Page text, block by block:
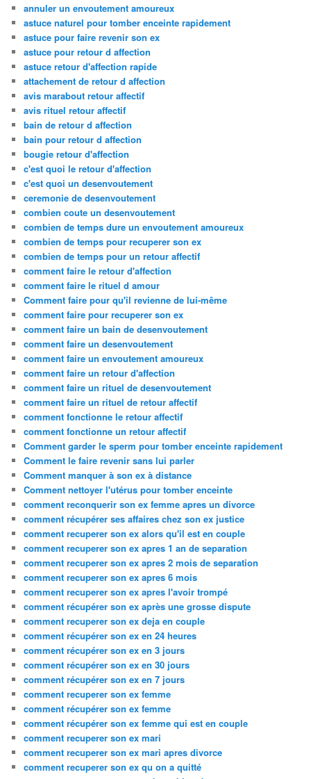
annuler un envoutement amoureux
astuce naturel pour tomber enceinte rapidement
astuce pour faire revenir son ex
astuce pour retour d affection
astuce retour d'affection rapide
attachement de retour d affection
avis marabout retour affectif
avis rituel retour affectif
bain de retour d affection
bain pour retour d affection
bougie retour d'affection
c'est quoi le retour d'affection
c'est quoi un desenvoutement
ceremonie de desenvoutement
combien coute un desenvoutement
combien de temps dure un envoutement amoureux
combien de temps pour recuperer son ex
combien de temps pour un retour affectif
comment faire le retour d'affection
comment faire le rituel d amour
Comment faire pour qu'il revienne de lui-même
comment faire pour recuperer son ex
comment faire un bain de desenvoutement
comment faire un desenvoutement
comment faire un envoutement amoureux
comment faire un retour d'affection
comment faire un rituel de desenvoutement
comment faire un rituel de retour affectif
comment fonctionne le retour affectif
comment fonctionne un retour affectif
Comment garder le sperm pour tomber enceinte rapidement
Comment le faire revenir sans lui parler
Comment manquer à son ex à distance
Comment nettoyer l'utérus pour tomber enceinte
comment reconquerir son ex femme apres un divorce
comment récupérer ses affaires chez son ex justice
comment recuperer son ex alors qu'il est en couple
comment recuperer son ex apres 1 an de separation
comment recuperer son ex apres 2 mois de separation
comment recuperer son ex apres 6 mois
comment recuperer son ex apres l'avoir trompé
comment récupérer son ex après une grosse dispute
comment recuperer son ex deja en couple
comment récupérer son ex en 24 heures
comment récupérer son ex en 3 jours
comment récupérer son ex en 30 jours
comment récupérer son ex en 7 jours
comment recuperer son ex femme
comment récupérer son ex femme
comment récupérer son ex femme qui est en couple
comment recuperer son ex mari
comment recuperer son ex mari apres divorce
comment recuperer son ex qu on a quitté